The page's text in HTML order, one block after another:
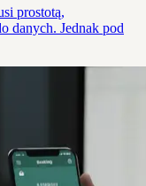
prostotą,
danych. Jednak pod